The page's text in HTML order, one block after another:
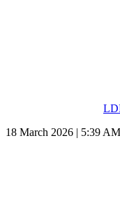
18 March 2026 | 5:39